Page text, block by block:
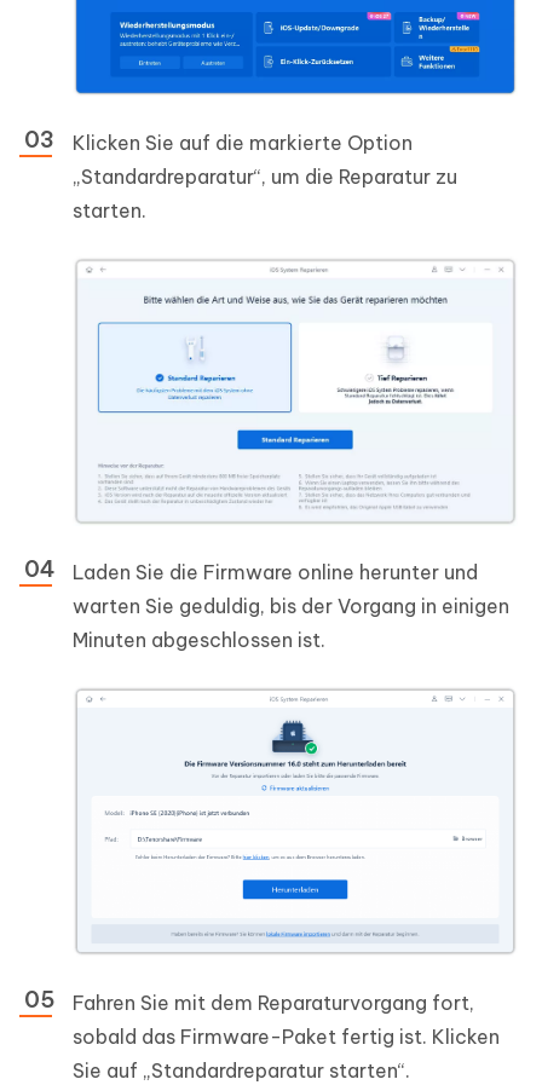
Klicken Sie auf die markierte Option
„Standardreparatur“, um die Reparatur zu
starten.
Laden Sie die Firmware online herunter und
warten Sie geduldig, bis der Vorgang in einigen
Minuten abgeschlossen ist.
Fahren Sie mit dem Reparaturvorgang fort,
sobald das Firmware-Paket fertig ist. Klicken
Sie auf „Standardreparatur starten“.